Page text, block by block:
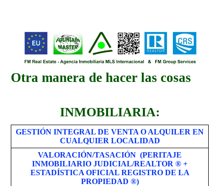
Otra manera de hacer las cosas
INMOBILIARIA:
GESTIÓN INTEGRAL DE VENTA O ALQUILER EN
CUALQUIER LOCALIDAD
VALORACIÓN/TASACIÓN (PERITAJE
INMOBILIARIO JUDICIAL/REALTOR ® +
ESTADÍSTICA OFICIAL REGISTRO DE LA
PROPIEDAD ®)